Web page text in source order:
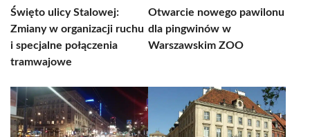
Święto ulicy Stalowej:
Zmiany w organizacji ruchu
i specjalne połączenia
tramwajowe
Otwarcie nowego pawilonu
dla pingwinów w
Warszawskim ZOO